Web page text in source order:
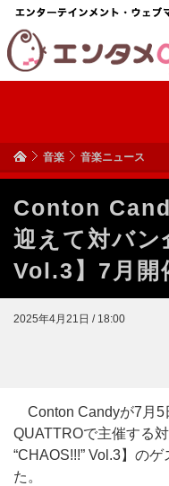
音楽 音楽ニュース
Conton
迎えて対バ
Vol.3】7月開
2025年4月21日 / 18:00
Conton Candyが7月5
QUATTROで主催する
“CHAOS!!!” Vol.3】の
た。